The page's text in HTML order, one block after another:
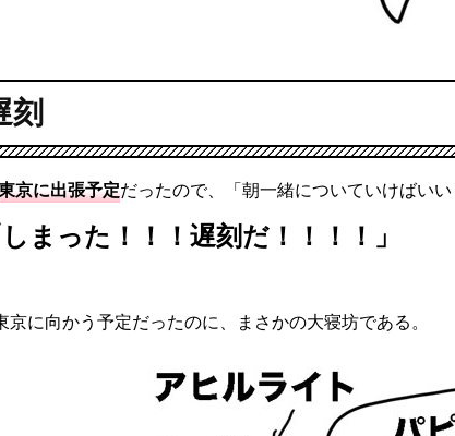
刻
京に出張予定だったので、「朝一緒についていけばい
まった！！！遅刻だ！！！！」
京に向かう予定だったのに、まさかの大寝坊である。